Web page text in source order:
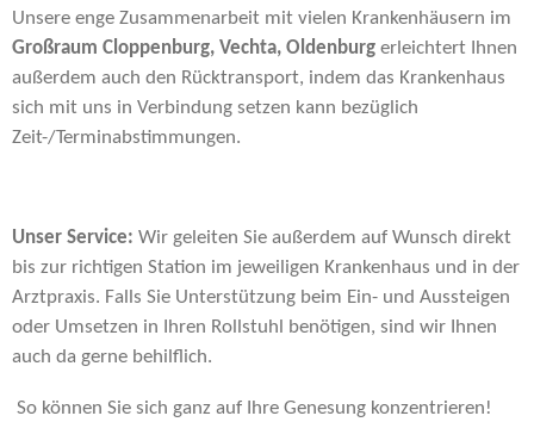
Unsere enge Zusammenarbeit mit vielen Krankenhäusern im
Großraum Cloppenburg, Vechta, Oldenburg erleichtert Ihnen
außerdem auch den Rücktransport, indem das Krankenhaus
sich mit uns in Verbindung setzen kann bezüglich
Zeit-/Terminabstimmungen.
Unser Service: Wir geleiten Sie außerdem auf Wunsch direkt
bis zur richtigen Station im jeweiligen Krankenhaus und in der
Arztpraxis. Falls Sie Unterstützung beim Ein- und Aussteigen
oder Umsetzen in Ihren Rollstuhl benötigen, sind wir Ihnen
auch da gerne behilflich.
So können Sie sich ganz auf Ihre Genesung konzentrieren!